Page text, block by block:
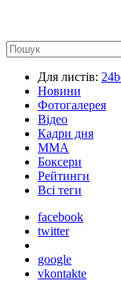
Для листів:
Новини
Фотогалерея
Відео
Кадри дня
ММА
Боксери
Рейтинги
Всі теги
facebook
twitter
google
vkontakte